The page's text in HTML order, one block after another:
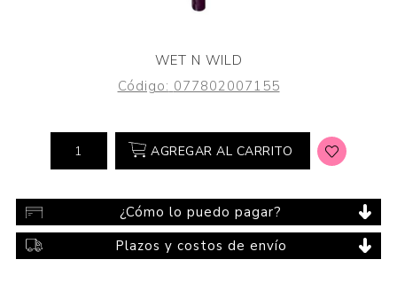
WET N WILD
Código: 077802007155
AGREGAR AL CARRITO
¿Cómo lo puedo pagar?
Plazos y costos de envío